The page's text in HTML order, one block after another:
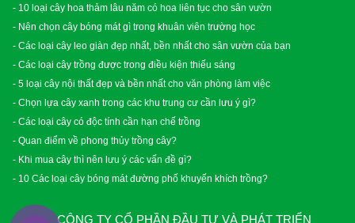
- 10 loại cây hoa thảm lâu năm có hoa liên tục cho sân vườn
- Nên chọn cây bóng mát gì trong khuân viên trường học
- Các loại cây leo giàn đẹp nhất, bền nhất cho sân vườn của bạn
- Các loại cây trồng được trong điều kiện thiếu sáng
- 5 loại cây nội thất đẹp và bền nhất cho văn phòng làm việc
- Chọn lựa cây xanh trong các khu trung cư cần lưu ý gì?
- Các loại cây có độc tính cần hạn chế trồng
- Quan điểm về phong thủy trồng cây?
- Khi mua cây thì nên lưu ý các vấn đề gì?
- 10 Các loại cây bóng mát đường phố khuyến khích trồng?
CÔNG TY CỔ PHẦN ĐẦU TƯ VÀ PHÁT TRIỂN